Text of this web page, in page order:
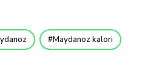
Maydanoz kalori